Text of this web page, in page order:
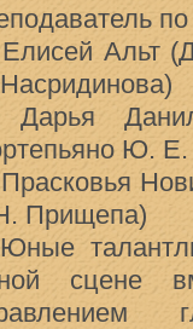
Альт
Ю. Е.
Прищепа)
сцене